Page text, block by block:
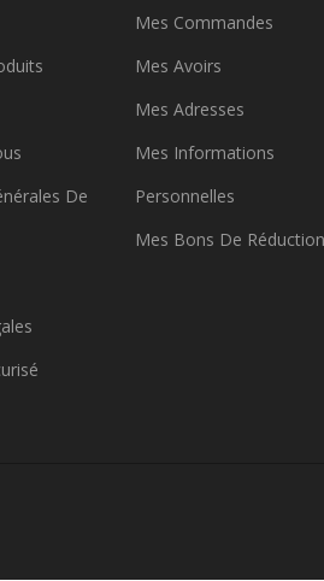
De
Mes Commandes
Mes Avoirs
Mes Adresses
Mes Informations
Personnelles
Mes Bons De Réduction